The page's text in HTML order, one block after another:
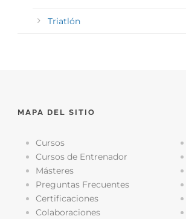
Triatlón
MAPA DEL SITIO
Cursos
Cursos de Entrenador
Másteres
Preguntas Frecuentes
Certificaciones
Colaboraciones